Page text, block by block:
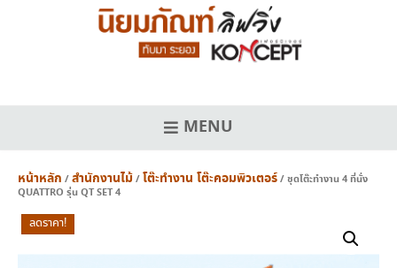
MENU
หน้าหลัก /สำนักงานไม้/โต๊ะทำงาน โต๊ะคอมพิวเตอร์/ ชุดโต๊ะทำงาน 4 ที่นั่ง
QUATTRO รุ่น QT SET 4
ลดราคา!